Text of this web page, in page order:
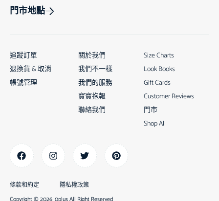
門市地點
條款和約定
隱私權政策
Size Charts
Look Books
Gift Cards
Customer Reviews
門市
Shop All
關於我們
我們不一樣
我們的服務
寶寶抱報
聯絡我們
追蹤訂單
退換貨 & 取消
帳號管理